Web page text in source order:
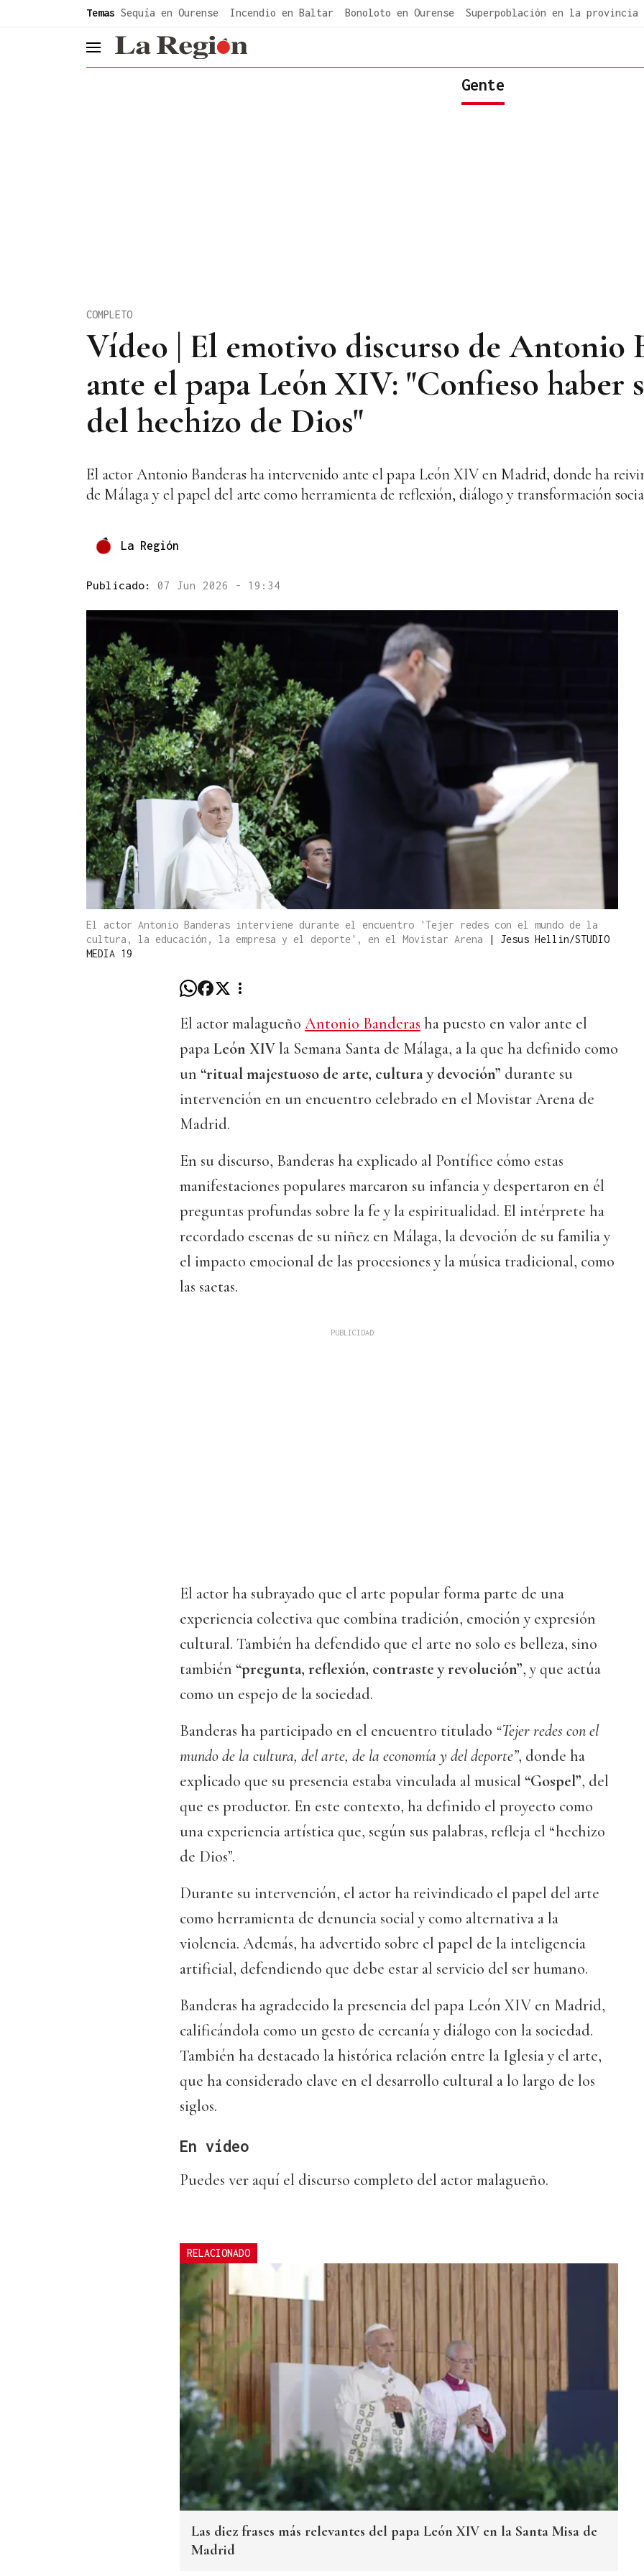
Temas Sequía en Ourense Incendio en Baltar Bonoloto en Ourense Superpoblación en la provincia
header.menu.open
Gente
Vídeo | El emotivo discurso de Antonio
ante el papa León XIV: "Confieso haber
del hechizo de Dios"
COMPLETO
El actor Antonio Banderas ha intervenido ante el papa León XIV en Madrid, donde ha
de Málaga y el papel del arte como herramienta de reflexión, diálogo y transformación
La Región
Publicado: 07 Jun 2026 - 19:34
El actor Antonio Banderas interviene durante el encuentro 'Tejer redes con el mundo de la
cultura, la educación, la empresa y el deporte', en el Movistar Arena
| Jesus Hellin/STUDIO
MEDIA 19
El actor malagueño Antonio Banderas ha puesto en valor ante el
papaLeón XIVla Semana Santa de Málaga, a la que ha definido como
un “ritual majestuoso de arte, cultura y devoción” durante su
intervención en un encuentro celebrado en el Movistar Arena de
Madrid.
En su discurso, Banderas ha explicado al Pontífice cómo estas
manifestaciones populares marcaron su infancia y despertaron en él
preguntas profundas sobre la fe y la espiritualidad. El intérprete ha
recordado escenas de su niñez en Málaga, la devoción de su familia y
el impacto emocional de las procesiones y la música tradicional, como
las saetas.
El actor ha subrayado que el arte popular forma parte de una
experiencia colectiva que combina tradición, emoción y expresión
cultural. También ha defendido que el arte no solo es belleza, sino
también “pregunta, reflexión, contraste y revolución”, y que actúa
como un espejo de la sociedad.
Banderas ha participado en el encuentro titulado “Tejer redes con el
mundo de la cultura, del arte, de la economía y del deporte”, donde ha
explicado que su presencia estaba vinculada al musical “Gospel”, del
que es productor. En este contexto, ha definido el proyecto como
una experiencia artística que, según sus palabras, refleja el “hechizo
de Dios”.
Durante su intervención, el actor ha reivindicado el papel del arte
como herramienta de denuncia social y como alternativa a la
violencia. Además, ha advertido sobre el papel de la inteligencia
artificial, defendiendo que debe estar al servicio del ser humano.
Banderas ha agradecido la presencia del papa León XIV en Madrid,
calificándola como un gesto de cercanía y diálogo con la sociedad.
También ha destacado la histórica relación entre la Iglesia y el arte,
que ha considerado clave en el desarrollo cultural a lo largo de los
siglos.
En vídeo
Puedes ver aquí el discurso completo del actor malagueño.
RELACIONADO
Las diez frases más relevantes del papa León XIV en la Santa Misa de
Madrid